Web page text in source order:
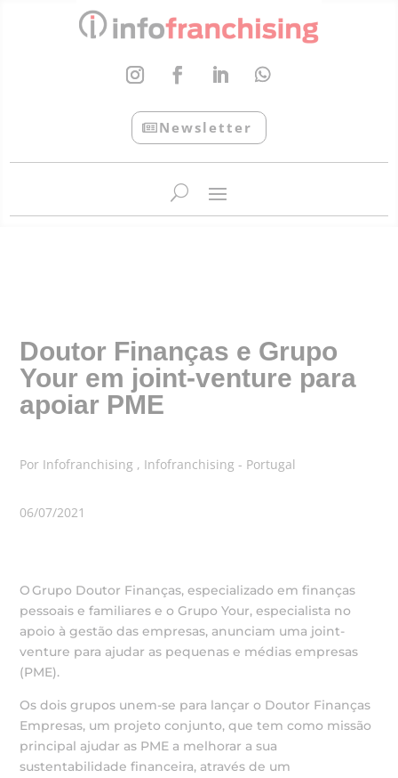
Newsletter
Doutor Finanças e Grupo
Your em joint-venture para
apoiar PME
Por Infofranchising , Infofranchising - Portugal
06/07/2021
O Grupo Doutor Finanças, especializado em finanças
pessoais e familiares e o Grupo Your, especialista no
apoio à gestão das empresas, anunciam uma joint-
venture para ajudar as pequenas e médias empresas
(PME).
Os dois grupos unem-se para lançar o Doutor Finanças
Empresas, um projeto conjunto, que tem como missão
principal ajudar as PME a melhorar a sua
sustentabilidade financeira, através de um